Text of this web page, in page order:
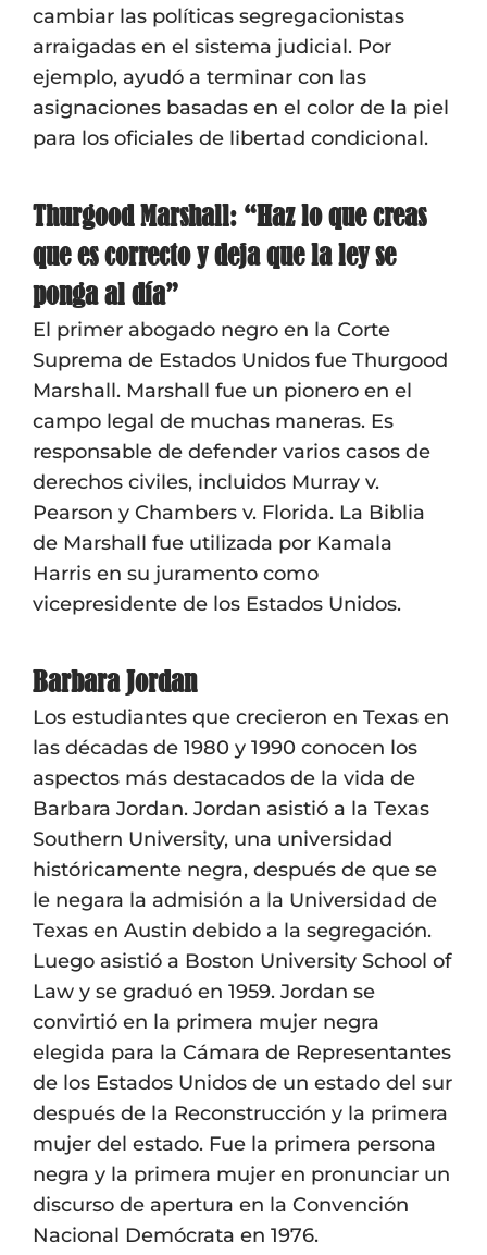
cambiar las políticas segregacionistas
arraigadas en el sistema judicial. Por
ejemplo, ayudó a terminar con las
asignaciones basadas en el color de la piel
para los oficiales de libertad condicional.
Thurgood Marshall: “Haz lo que creas
que es correcto y deja que la ley se
ponga al día”
El primer abogado negro en la Corte
Suprema de Estados Unidos fue Thurgood
Marshall. Marshall fue un pionero en el
campo legal de muchas maneras. Es
responsable de defender varios casos de
derechos civiles, incluidos Murray v.
Pearson y Chambers v. Florida. La Biblia
de Marshall fue utilizada por Kamala
Harris en su juramento como
vicepresidente de los Estados Unidos.
Barbara Jordan
Los estudiantes que crecieron en Texas en
las décadas de 1980 y 1990 conocen los
aspectos más destacados de la vida de
Barbara Jordan. Jordan asistió a la Texas
Southern University, una universidad
históricamente negra, después de que se
le negara la admisión a la Universidad de
Texas en Austin debido a la segregación.
Luego asistió a Boston University School of
Law y se graduó en 1959. Jordan se
convirtió en la primera mujer negra
elegida para la Cámara de Representantes
de los Estados Unidos de un estado del sur
después de la Reconstrucción y la primera
mujer del estado. Fue la primera persona
negra y la primera mujer en pronunciar un
discurso de apertura en la Convención
Nacional Demócrata en 1976.